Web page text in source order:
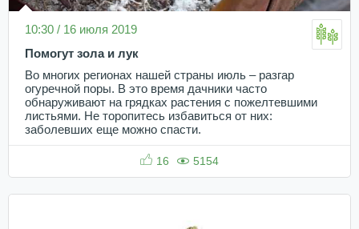
10:30 / 16 июля 2019
Помогут зола и лук
Во многих регионах нашей страны июль – разгар
огуречной поры. В это время дачники часто
обнаруживают на грядках растения с пожелтевшими
листьями. Не торопитесь избавиться от них:
заболевших еще можно спасти.
16 5154